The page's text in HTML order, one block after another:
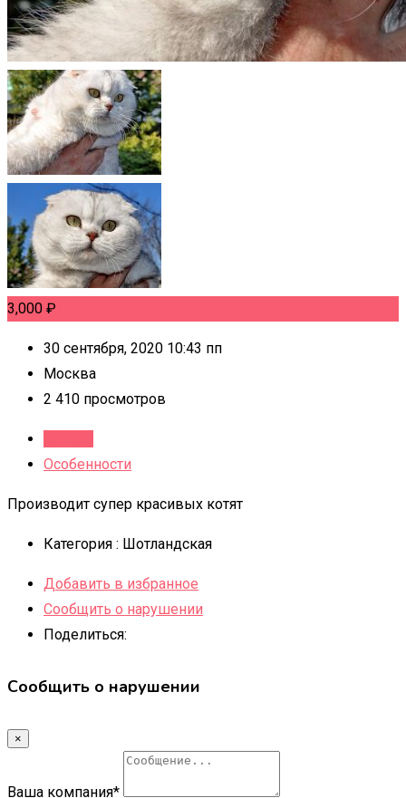
3,000 ₽
30 сентября, 2020 10:43 пп
Москва
2 410 просмотров
Особенности
Производит супер красивых котят
Категория : Шотландская
Добавить в избранное
Сообщить о нарушении
Поделиться:
Сообщить о нарушении
×
Ваша компания*